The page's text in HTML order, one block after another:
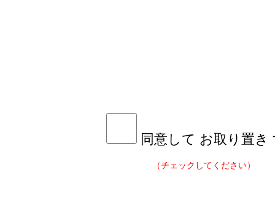
同意して お取り置き
（チェックしてください）